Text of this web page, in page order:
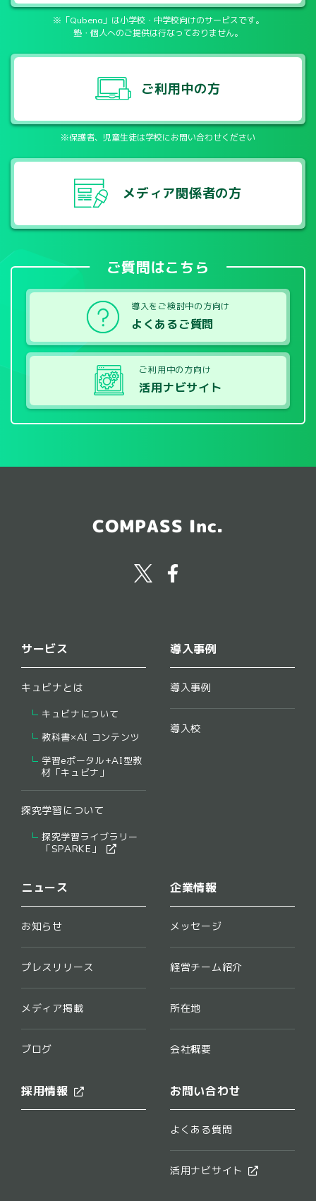
※「Qubena」は小学校・中学校向けのサービスです。
塾・個人へのご提供は行なっておりません。
ご利用中の方
※保護者、児童生徒は学校にお問い合わせください
メディア関係者の方
ご質問はこちら
導入をご検討中の方向け
よくあるご質問
ご利用中の方向け
活用ナビサイト
COMPASS Inc.
サービス
キュビナとは
キュビナについて
教科書×AI コンテンツ
学習eポータル+AI型教
材「キュビナ」
探究学習について
探究学習ライブラリー
​「SPARKE」​
導入事例
導入事例
導入校
ニュース
お知らせ
プレスリリース
メディア掲載
ブログ
企業情報
メッセージ
経営チーム紹介
所在地
会社概要
採用情報 お問い合わせ
よくある質問
活用ナビサイト